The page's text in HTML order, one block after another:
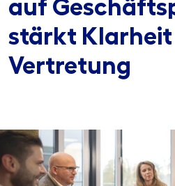
auf
stärkt Klarheit
Vertretung